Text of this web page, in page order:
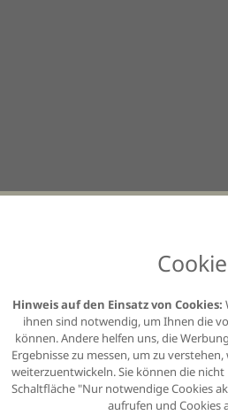
Hinweis auf den Einsatz von Cookies:
ihnen sind notwendig, um Ihnen die
können. Andere helfen uns, die
Ergebnisse zu messen, um zu
weiterzuentwickeln. Sie können die
Schaltfläche "Nur notwendige Cookies
aufrufen und Cookies